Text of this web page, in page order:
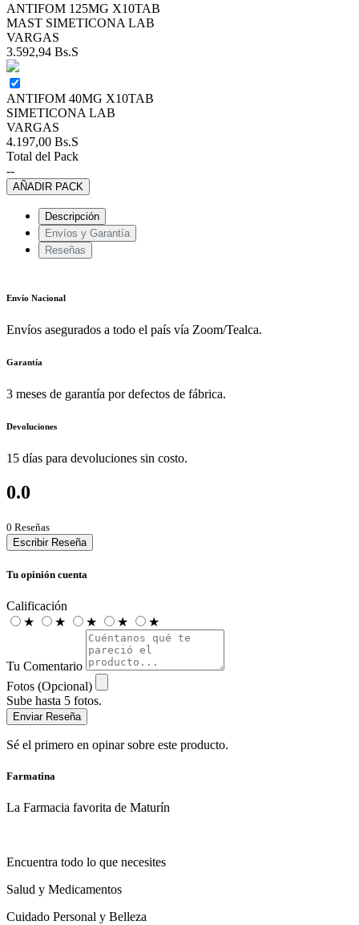
ANTIFOM 125MG X10TAB
MAST SIMETICONA LAB
VARGAS
3.592,94 Bs.S
ANTIFOM 40MG X10TAB
SIMETICONA LAB
VARGAS
4.197,00 Bs.S
Total del Pack
--
AÑADIR PACK
Descripción
Envíos y Garantía
Reseñas
Envío Nacional
Envíos asegurados a todo el país vía Zoom/Tealca.
Garantía
3 meses de garantía por defectos de fábrica.
Devoluciones
15 días para devoluciones sin costo.
0.0
0 Reseñas
Escribir Reseña
Tu opinión cuenta
Calificación
★
★ ★ ★ ★
Tu Comentario
Fotos (Opcional)
Sube hasta 5 fotos.
Enviar Reseña
Sé el primero en opinar sobre este producto.
Farmatina
La Farmacia favorita de Maturín
Encuentra todo lo que necesites
Salud y Medicamentos
Cuidado Personal y Belleza